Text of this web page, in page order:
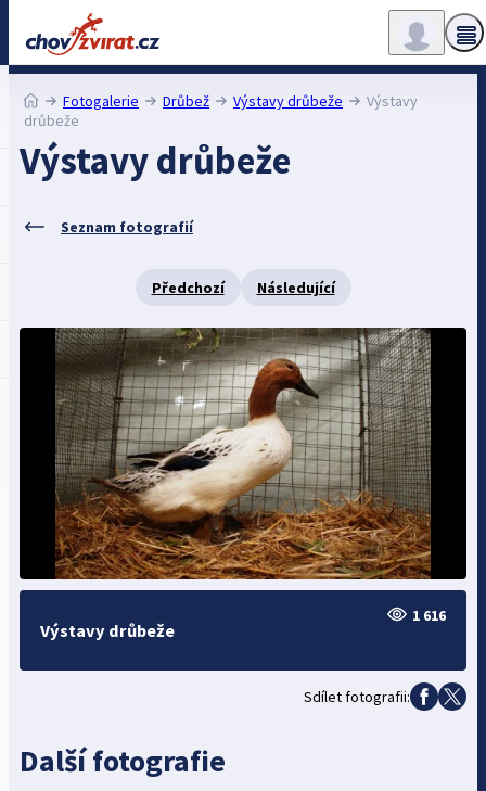
Fotogalerie Drůbež Výstavy drůbeže
Výstavy
drůbeže
Výstavy drůbeže
Seznam fotografií
Předchozí Následující
Výstavy drůbeže
1 616
Sdílet fotografii:
Další fotografie